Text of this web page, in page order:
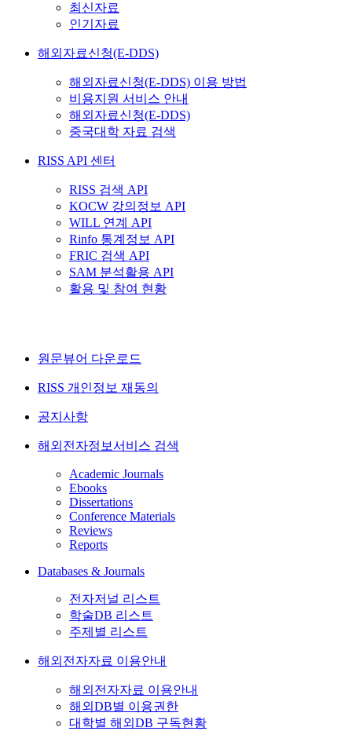
최신자료
인기자료
해외자료신청(E-DDS)
해외자료신청(E-DDS) 이용 방법
비용지원 서비스 안내
해외자료신청(E-DDS)
중국대학 자료 검색
RISS API 센터
RISS 검색 API
KOCW 강의정보 API
WILL 연계 API
Rinfo 통계정보 API
FRIC 검색 API
SAM 분석활용 API
활용 및 참여 현황
원문뷰어 다운로드
RISS 개인정보 재동의
공지사항
해외전자정보서비스 검색
Academic Journals
Ebooks
Dissertations
Conference Materials
Reviews
Reports
Databases & Journals
전자저널 리스트
학술DB 리스트
주제별 리스트
해외전자자료 이용안내
해외전자자료 이용안내
해외DB별 이용권한
대학별 해외DB 구독현황